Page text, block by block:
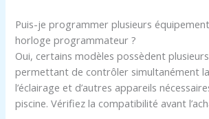
Puis-je programmer plusieurs
horloge programmateur ?
Oui, certains modèles possèdent
permettant de contrôler simultanément
l’éclairage et d’autres appareils
piscine. Vérifiez la compatibilité avant